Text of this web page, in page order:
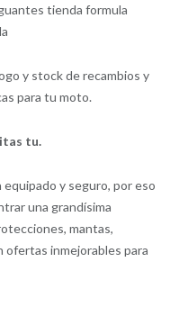
y stock de recambios y
para tu moto.
tu.
y seguro, por eso
una grandísima
mantas,
ofertas inmejorables para